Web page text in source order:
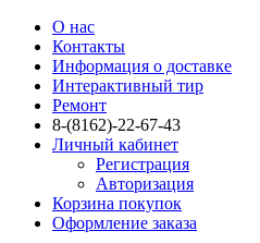
О нас
Контакты
Информация о доставке
Интерактивный тир
Ремонт
8-(8162)-22-67-43
Личный кабинет
Регистрация
Авторизация
Корзина покупок
Оформление заказа